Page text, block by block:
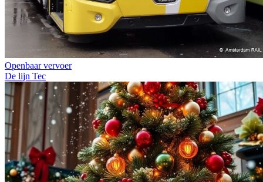
Openbaar vervoer
De lijn Tec